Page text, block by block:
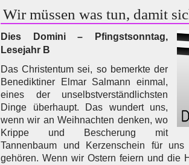
Wir müssen was tun, damit
Dies Domini – Pfingstsonntag,
Lesejahr B
Das Christentum sei, so bemerkte der
Benediktiner Elmar Salmann einmal,
eines der unselbstverständlichsten
Dinge überhaupt. Das wundert uns,
wenn wir an Weihnachten denken, wo
Krippe und Bescherung mit
Tannenbaum und Kerzenschein für
gehören. Wenn wir Ostern feiern und die